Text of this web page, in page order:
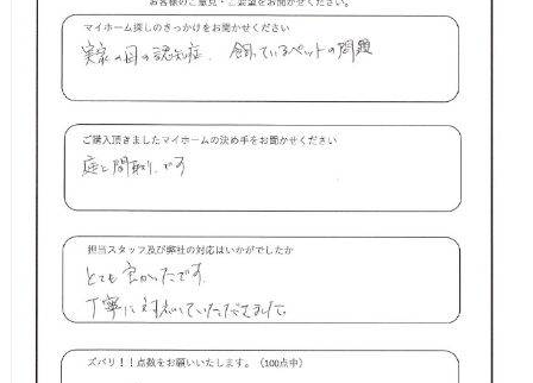
学区から探す
町名から探す
マップで探す
住宅ローン控除シミュレータ
中古戸建て